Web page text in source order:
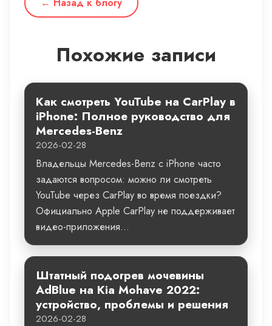
Похожие записи
Как смотреть YouTube на CarPlay в
iPhone: Полное руководство для
Mercedes-Benz
2026-02-28
Владельцы Mercedes-Benz с iPhone часто
задаются вопросом: можно ли смотреть
YouTube через CarPlay во время поездки?
Официально Apple CarPlay не поддерживает
видео-приложения...
Штатный подогрев мочевины
AdBlue на Kia Mohave 2022:
устройство, проблемы и решения
2026-02-28